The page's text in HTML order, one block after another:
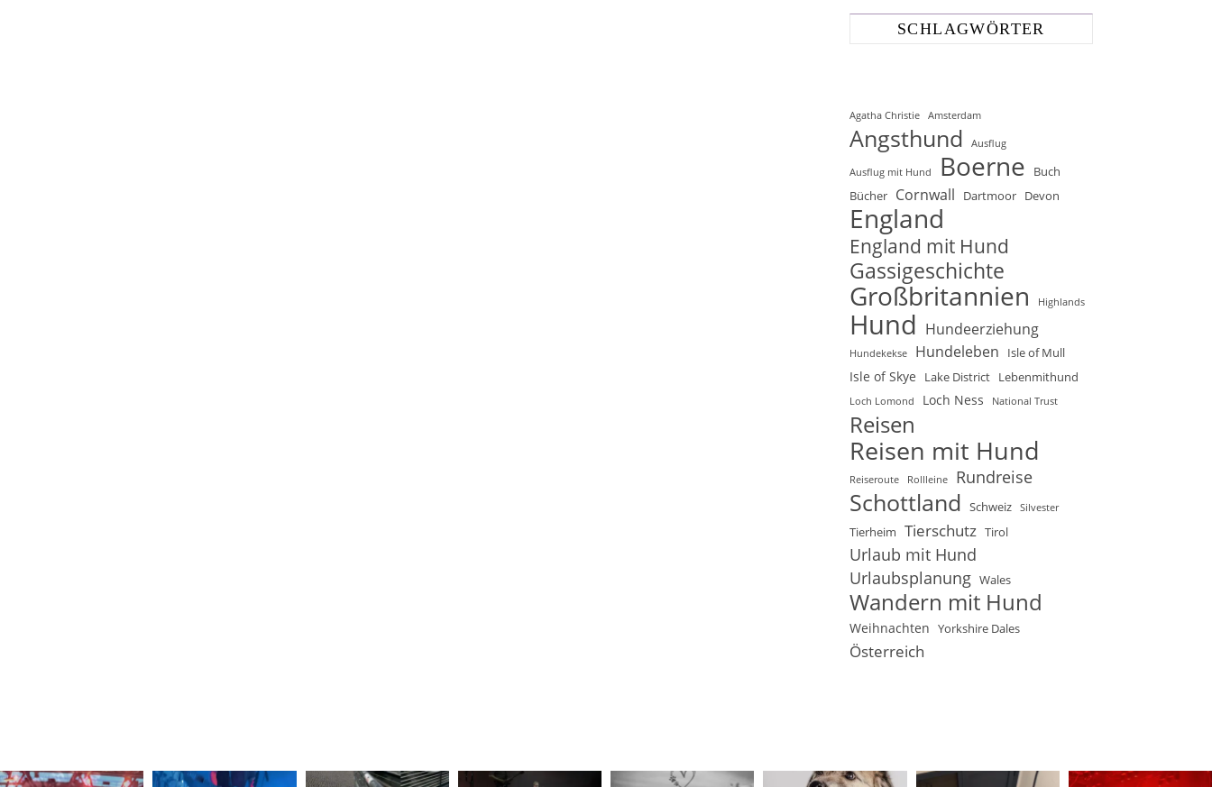
SCHLAGWÖRTER
Agatha Christie Amsterdam
Angsthund Ausflug
Ausflug mit Hund Boerne
Buch
Bücher Cornwall Dartmoor Devon
England
England mit Hund
Gassigeschichte
Großbritannien Highlands
Hund Hundeerziehung
Hundekekse Hundeleben Isle of Mull
Isle of Skye Lake District Lebenmithund
Loch Lomond Loch Ness National Trust
Reisen
Reisen mit Hund
Reiseroute Rollleine Rundreise
Schottland Schweiz Silvester
Tierheim Tierschutz Tirol
Urlaub mit Hund
Urlaubsplanung Wales
Wandern mit Hund
Weihnachten Yorkshire Dales
Österreich